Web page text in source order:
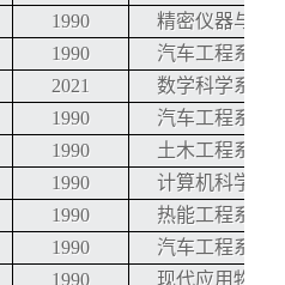
1990 精密仪器与机
1990
汽车工程系
2021
数学科学系
1990
汽车工程系
1990
土木工程系
1990
计算机科学与
1990
热能工程系
1990
汽车工程系
1990
现代应用物理